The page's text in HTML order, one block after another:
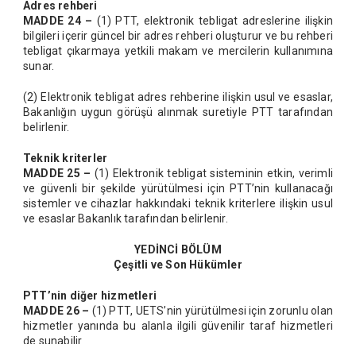
Adres rehberi
MADDE 24 – (1) PTT, elektronik tebligat adreslerine ilişkin
bilgileri içerir güncel bir adres rehberi oluşturur ve bu rehberi
tebligat çıkarmaya yetkili makam ve mercilerin kullanımına
sunar.
(2) Elektronik tebligat adres rehberine ilişkin usul ve esaslar,
Bakanlığın uygun görüşü alınmak suretiyle PTT tarafından
belirlenir.
Teknik kriterler
MADDE 25 – (1) Elektronik tebligat sisteminin etkin, verimli
ve güvenli bir şekilde yürütülmesi için PTT’nin kullanacağı
sistemler ve cihazlar hakkındaki teknik kriterlere ilişkin usul
ve esaslar Bakanlık tarafından belirlenir.
YEDİNCİ BÖLÜM
Çeşitli ve Son Hükümler
PTT’nin diğer hizmetleri
MADDE 26 – (1) PTT, UETS’nin yürütülmesi için zorunlu olan
hizmetler yanında bu alanla ilgili güvenilir taraf hizmetleri
de sunabilir.